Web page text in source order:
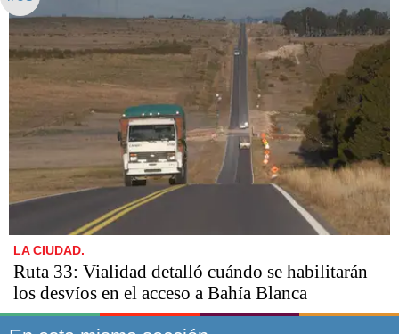
LA CIUDAD.
Ruta 33: Vialidad detalló cuándo se habilitarán
los desvíos en el acceso a Bahía Blanca